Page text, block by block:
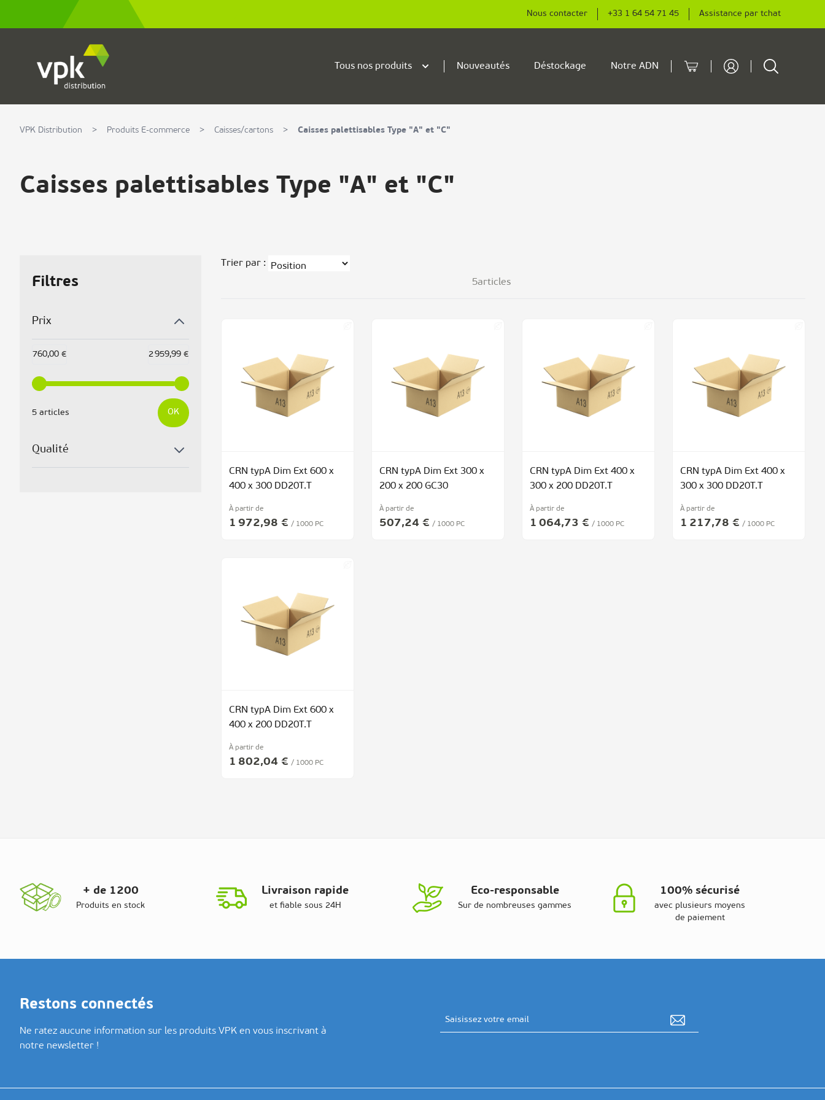
Nous contacter +33 1 64 54 71 45 Assistance par tchat
Tous nos produits Nouveautés Déstockage Notre ADN Cart Rechercher
VPK Distribution > Produits E-commerce > Caisses/cartons > Caisses palettisables Type "A" et "C"
Caisses palettisables Type "A" et "C"
Filtres
Prix
760,00 € 2 959,99 €
5 articles OK
Qualité
Trier par :
5articles
CRN typA Dim Ext 600 x
400 x 300 DD20T.T
À partir de
1 972,98 € / 1000 PC
CRN typA Dim Ext 300 x
200 x 200 GC30
À partir de
507,24 € / 1000 PC
CRN typA Dim Ext 400 x
300 x 200 DD20T.T
À partir de
1 064,73 € / 1000 PC
CRN typA Dim Ext 400 x
300 x 300 DD20T.T
À partir de
1 217,78 € / 1000 PC
CRN typA Dim Ext 600 x
400 x 200 DD20T.T
À partir de
1 802,04 € / 1000 PC
+ de 1200
Produits en stock
Livraison rapide
et fiable sous 24H
Eco-responsable
Sur de nombreuses gammes
100% sécurisé
avec plusieurs moyens
de paiement
Restons connectés
Ne ratez aucune information sur les produits VPK en vous inscrivant à
notre newsletter !